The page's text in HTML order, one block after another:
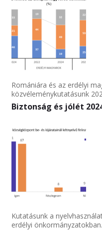
Biztonság és jólét
Romániára és az erdélyi
közvéleménykutatásunk
Kutatásunk a
erdélyi